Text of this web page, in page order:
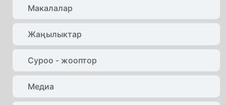
Макалалар
Жаңылыктар
Суроо - жооптор
Медиа
Башкы бет Фатвалар Орозо